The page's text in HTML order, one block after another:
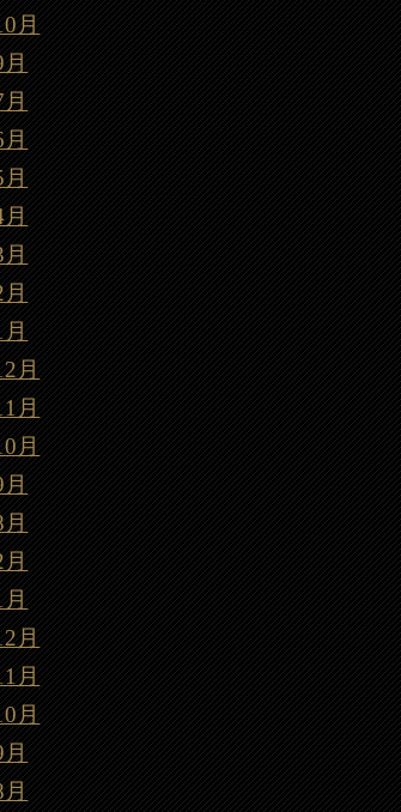
月
月
月
月
月
月
月
月
月
月
月
月
月
月
月
月
月
月
月
月
月